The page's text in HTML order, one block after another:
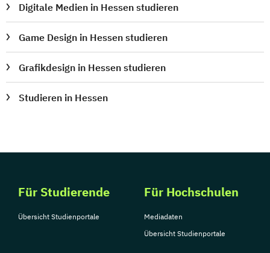
Digitale Medien in Hessen studieren
Game Design in Hessen studieren
Grafikdesign in Hessen studieren
Studieren in Hessen
Für Studierende
Übersicht Studienportale
Für Hochschulen
Mediadaten
Übersicht Studienportale